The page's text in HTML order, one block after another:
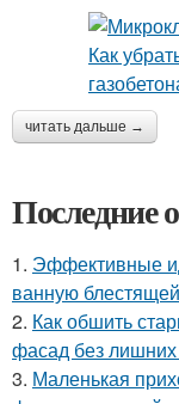
читать дальше →
Последние
1. Эффективные
ванную
2. Как обшить
фасад без лишних
3. Маленькая